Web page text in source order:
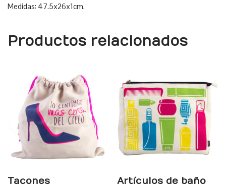
Medidas: 47.5x26x1cm.
Productos relacionados
Tacones Artículos de baño